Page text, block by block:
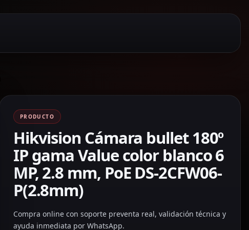
PRODUCTO
Hikvision Cámara bullet 180º
IP gama Value color blanco 6
MP, 2.8 mm, PoE DS-2CFW06-
P(2.8mm)
Compra online con soporte preventa real, validación técnica y
ayuda inmediata por WhatsApp.